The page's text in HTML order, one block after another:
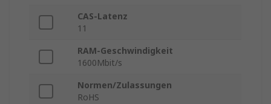
CAS-Latenz
11
RAM-Geschwindigkeit
1600Mbit/s
Normen/Zulassungen
RoHS